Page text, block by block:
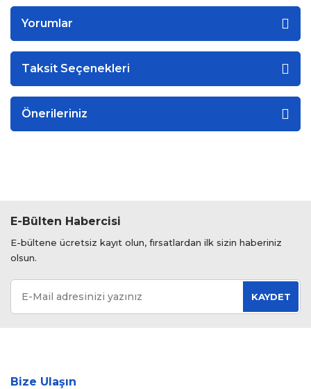
Yorumlar
Taksit Seçenekleri
Önerileriniz
E-Bülten Habercisi
E-bültene ücretsiz kayıt olun, fırsatlardan ilk sizin haberiniz
olsun.
KAYDET
Bize Ulaşın